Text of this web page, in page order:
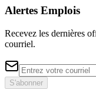
Alertes Emplois
Recevez les dernières
courriel.
S'abonner